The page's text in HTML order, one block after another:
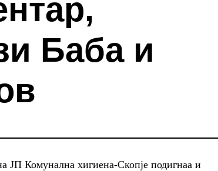
Баба и
ЈП Комунална хигиена-Скопје подигнаа и